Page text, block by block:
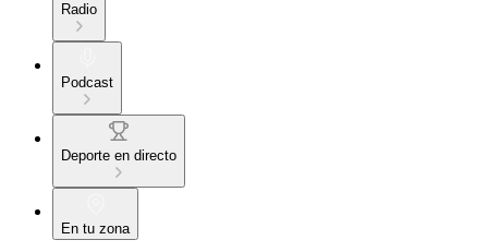
Radio
Podcast
Deporte en directo
En tu zona